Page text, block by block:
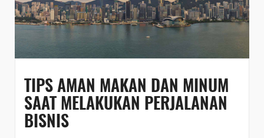
TIPS AMAN MAKAN DAN MINUM
SAAT MELAKUKAN PERJALANAN
BISNIS